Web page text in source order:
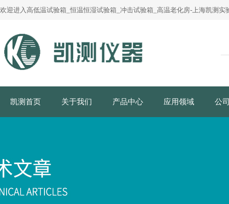
欢迎进入高低温试验箱_恒温恒湿试验箱_冲击试验箱_高温老化房-上海凯测实
凯测首页 关于我们 产品中心 应用领域 公